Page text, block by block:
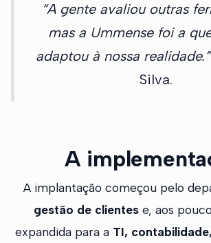
“A gente avaliou outras
mas a Ummense foi a
adaptou à nossa realidade.”
Silva.
A
A implantação começou pelo
gestão de clientese, aos
expandida para a TI,